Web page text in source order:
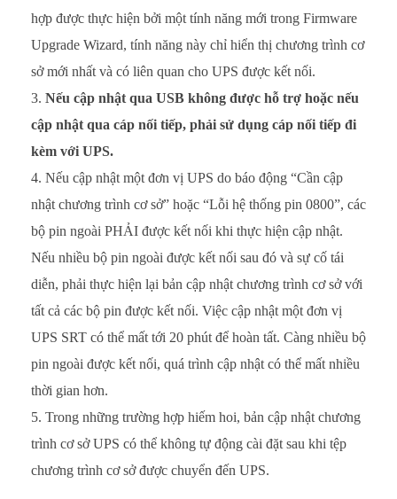
hợp được thực hiện bởi một tính năng mới trong Firmware
Upgrade Wizard, tính năng này chỉ hiển thị chương trình cơ
sở mới nhất và có liên quan cho UPS được kết nối.
Nếu cập nhật qua USB không được hỗ trợ hoặc nếu
cập nhật qua cáp nối tiếp, phải sử dụng cáp nối tiếp đi
kèm với UPS.
Nếu cập nhật một đơn vị UPS do báo động “Cần cập
nhật chương trình cơ sở” hoặc “Lỗi hệ thống pin 0800”, các
bộ pin ngoài PHẢI được kết nối khi thực hiện cập nhật.
Nếu nhiều bộ pin ngoài được kết nối sau đó và sự cố tái
diễn, phải thực hiện lại bản cập nhật chương trình cơ sở với
tất cả các bộ pin được kết nối. Việc cập nhật một đơn vị
UPS SRT có thể mất tới 20 phút để hoàn tất. Càng nhiều bộ
pin ngoài được kết nối, quá trình cập nhật có thể mất nhiều
thời gian hơn.
Trong những trường hợp hiếm hoi, bản cập nhật chương
trình cơ sở UPS có thể không tự động cài đặt sau khi tệp
chương trình cơ sở được chuyển đến UPS.